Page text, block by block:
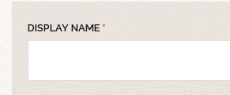
DISPLAY NAME *